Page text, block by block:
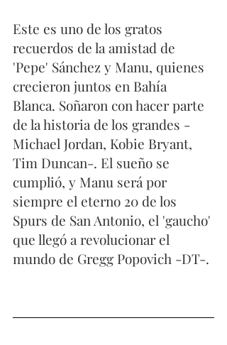
Este es uno de los gratos
recuerdos de la amistad de
'Pepe' Sánchez y Manu, quienes
crecieron juntos en Bahía
Blanca. Soñaron con hacer parte
de la historia de los grandes -
Michael Jordan, Kobie Bryant,
Tim Duncan-. El sueño se
cumplió, y Manu será por
siempre el eterno 20 de los
Spurs de San Antonio, el 'gaucho'
que llegó a revolucionar el
mundo de Gregg Popovich -DT-.